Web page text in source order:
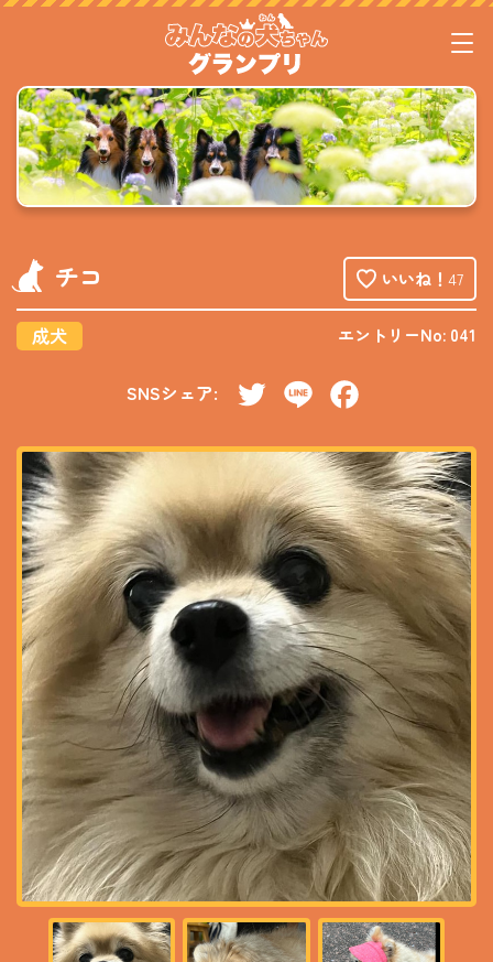
チコ いいね！ 47
成犬 エントリーNo: 041
SNSシェア: TwitterLine